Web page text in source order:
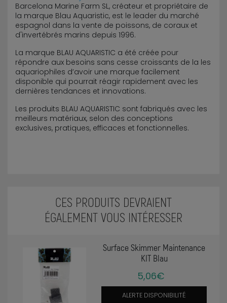
Barcelona Marine Farm SL, créateur et propriétaire de
la marque Blau Aquaristic, est le leader du marché
espagnol dans la vente de poissons, de coraux et
d'invertébrés marins depuis 1996.
La marque BLAU AQUARISTIC a été créée pour
répondre aux besoins sans cesse croissants de la les
aquariophiles d’avoir une marque facilement
disponible qui pourrait réagir rapidement avec les
dernières tendances et innovations.
Les produits BLAU AQUARISTIC sont fabriqués avec les
meilleurs matériaux, selon des conceptions
exclusives, pratiques, efficaces et fonctionnelles.
CES PRODUITS DEVRAIENT
ÉGALEMENT VOUS INTÉRESSER
Surface Skimmer Maintenance
KIT Blau
5,06€
ALERTE DISPONIBILITÉ